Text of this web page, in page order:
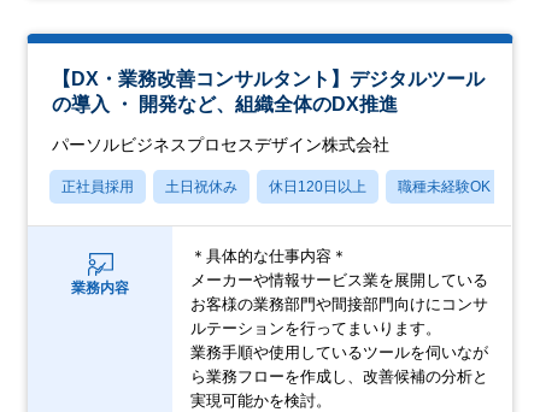
【DX・業務改善コンサルタント】デジタルツール
の導入 ・ 開発など、組織全体のDX推進
パーソルビジネスプロセスデザイン株式会社
正社員採用 土日祝休み 休日120日以上 職種未経験OK
業務内容
＊具体的な仕事内容＊
メーカーや情報サービス業を展開している
お客様の業務部門や間接部門向けにコンサ
ルテーションを行ってまいります。
業務手順や使用しているツールを伺いなが
ら業務フローを作成し、改善候補の分析と
実現可能かを検討。